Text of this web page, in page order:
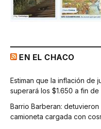
EN EL CHACO
Estiman que la inflación de
superará los $1.650 a fin de
Barrio Barberan:
camioneta cargada con